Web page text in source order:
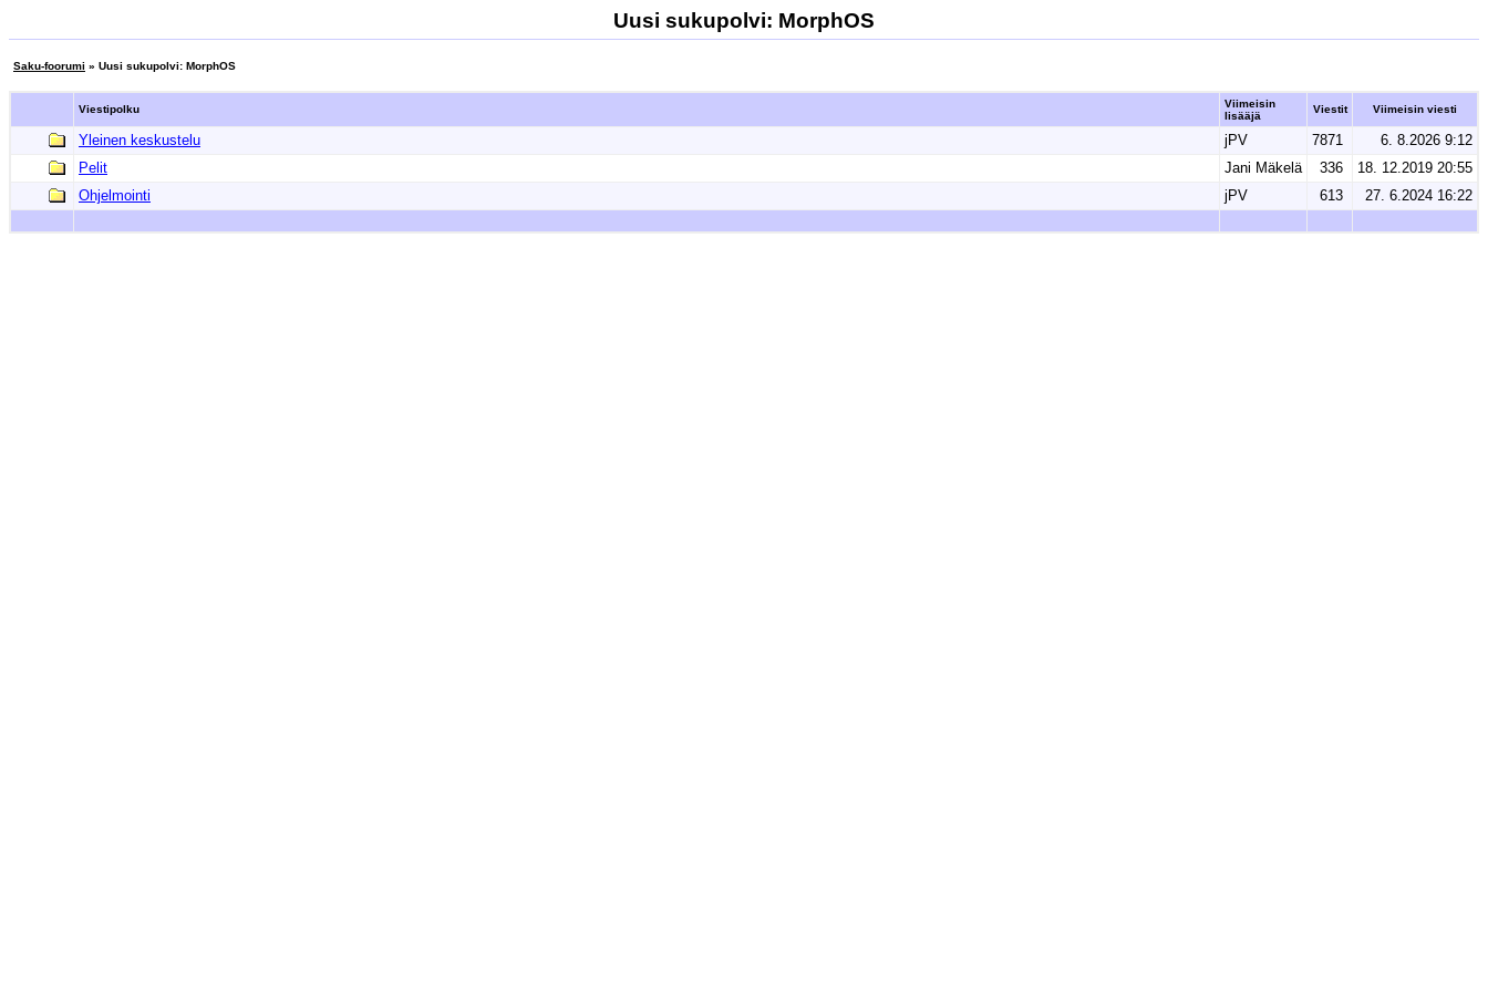
Uusi sukupolvi: MorphOS
Saku-foorumi » Uusi sukupolvi: MorphOS
Viestipolku
Viimeisin
lisääjä
Viestit Viimeisin viesti
Yleinen keskustelu jPV 7871
6. 8.2026 9:12
Pelit
Jani Mäkelä 336
18. 12.2019 20:55
Ohjelmointi
jPV 613 27. 6.2024 16:22